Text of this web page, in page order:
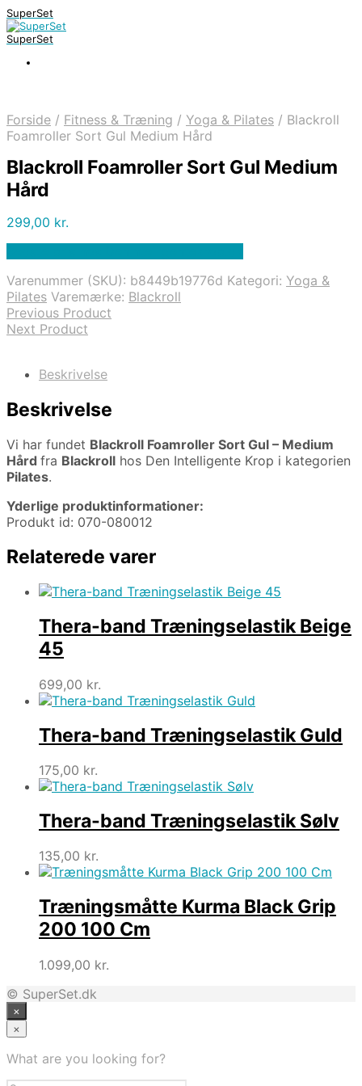
SuperSet
SuperSet
Forside / Fitness & Træning / Yoga & Pilates / Blackroll
Foamroller Sort Gul Medium Hård
Blackroll Foamroller Sort Gul Medium
Hård
299,00 kr.
Varenummer (SKU): b8449b19776d Kategori: Yoga &
Pilates Varemærke: Blackroll
Previous Product
Next Product
Beskrivelse
Beskrivelse
Vi har fundet Blackroll Foamroller Sort Gul – Medium
Hård fra Blackroll hos Den Intelligente Krop i kategorien
Pilates.
Yderlige produktinformationer:
Produkt id: 070-080012
Relaterede varer
Thera-band Træningselastik Beige
45
699,00 kr.
Thera-band Træningselastik Guld
175,00 kr.
Thera-band Træningselastik Sølv
135,00 kr.
Træningsmåtte Kurma Black Grip
200 100 Cm
1.099,00 kr.
© SuperSet.dk
×
×
What are you looking for?